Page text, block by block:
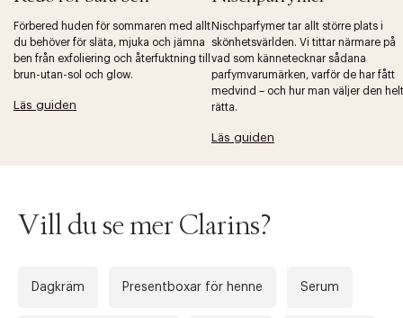
Förbered huden för sommaren med allt
du behöver för släta, mjuka och jämna
ben från exfoliering och återfuktning till
brun-utan-sol och glow.
Läs guiden
Nischparfymer tar allt större plats i
skönhetsvärlden. Vi tittar närmare på
vad som kännetecknar sådana
parfymvarumärken, varför de har fått
medvind – och hur man väljer den helt
rätta.
Läs guiden
Vill du se mer Clarins?
Dagkräm Presentboxar för henne Serum